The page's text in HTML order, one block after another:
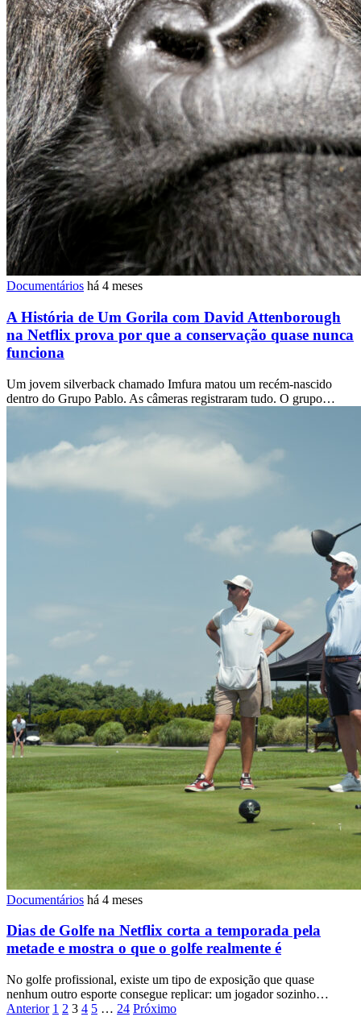
Documentários há 4 meses
A História de Um Gorila com David Attenborough
na Netflix prova por que a conservação quase nunca
funciona
Um jovem silverback chamado Imfura matou um recém-nascido
dentro do Grupo Pablo. As câmeras registraram tudo. O grupo…
Documentários há 4 meses
Dias de Golfe na Netflix corta a temporada pela
metade e mostra o que o golfe realmente é
No golfe profissional, existe um tipo de exposição que quase
nenhum outro esporte consegue replicar: um jogador sozinho…
Paginação
Anterior 1 2 3 4 5 … 24 Próximo